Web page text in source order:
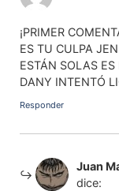
¡PRIMER
ES TU CULPA
ESTÁN SOLAS ES
DANY INTENTÓ
Responder
Juan
dice: